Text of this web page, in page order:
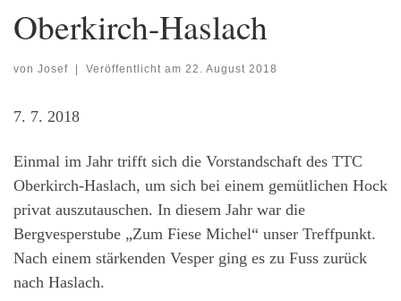
Oberkirch-Haslach
von Josef Veröffentlicht am 22. August 2018
7. 7. 2018
Einmal im Jahr trifft sich die Vorstandschaft des TTC
Oberkirch-Haslach, um sich bei einem gemütlichen Hock
privat auszutauschen. In diesem Jahr war die
Bergvesperstube „Zum Fiese Michel“ unser Treffpunkt.
Nach einem stärkenden Vesper ging es zu Fuss zurück
nach Haslach.